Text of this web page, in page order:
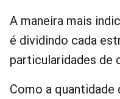
A maneira mais
é dividindo cada
particularidades de
Como a quantidade